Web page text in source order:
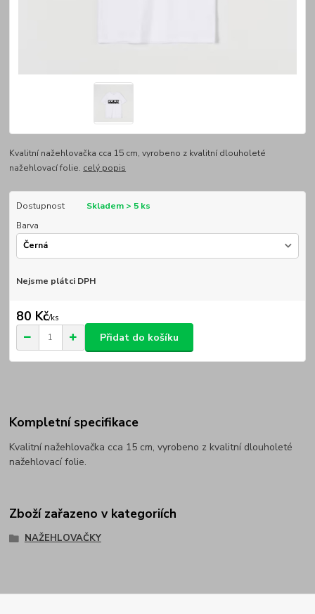
Kvalitní nažehlovačka cca 15 cm, vyrobeno z kvalitní dlouholeté
nažehlovací folie. celý popis
Dostupnost
Skladem > 5 ks
Barva
Nejsme plátci DPH
80 Kč/ks
Přidat do košíku
Kompletní specifikace
Kvalitní nažehlovačka cca 15 cm, vyrobeno z kvalitní dlouholeté
nažehlovací folie.
Zboží zařazeno v kategoriích
NAŽEHLOVAČKY